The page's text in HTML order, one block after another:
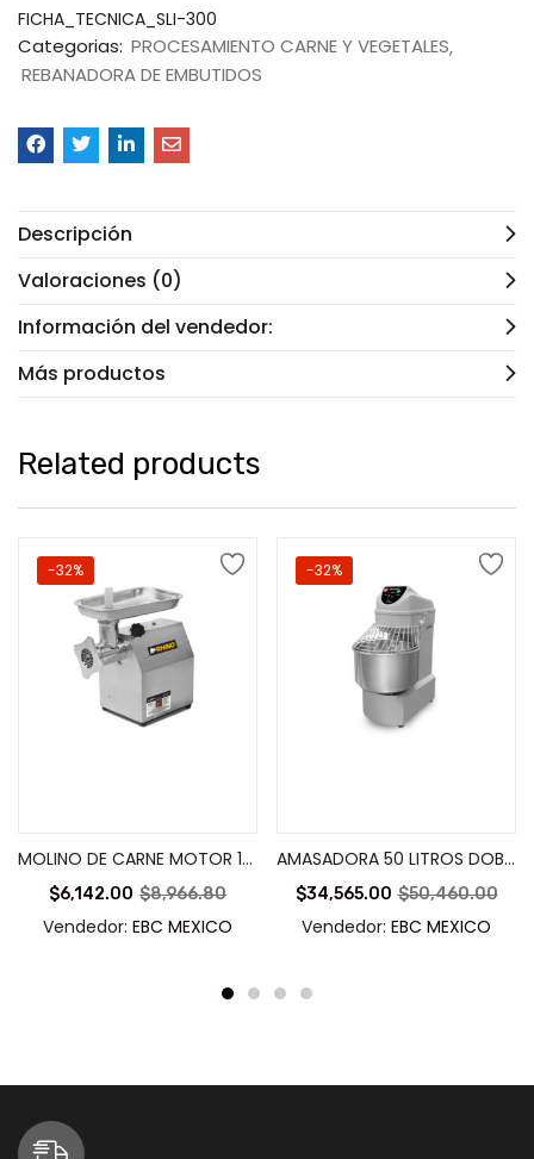
FICHA_TECNICA_SLI-300
Categorias: PROCESAMIENTO CARNE Y VEGETALES
REBANADORA DE EMBUTIDOS
Descripción
Valoraciones (0)
Información del vendedor:
Más productos
Related products
-32%
MOLINO DE CARNE MOTOR 1hp -MOCA-12
$6,142.00 $8,966.80
Vendedor: EBC MEXICO
-32%
AMASADORA 50 LITROS DOBLE ACCIÓN GIRATORIA-AMASA-50
$34,565.00 $50,460.00
Vendedor: EBC MEXICO